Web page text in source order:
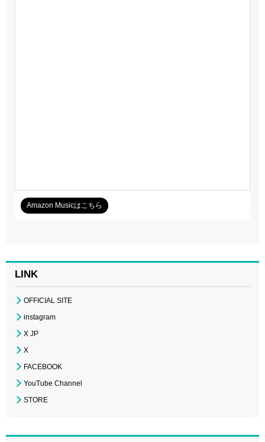
Amazon Musicはこちら
LINK
OFFICIAL SITE
instagram
X JP
X
FACEBOOK
YouTube Channel
STORE